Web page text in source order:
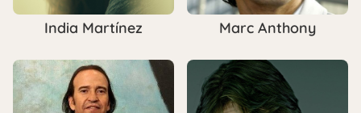
India Martínez Marc Anthony